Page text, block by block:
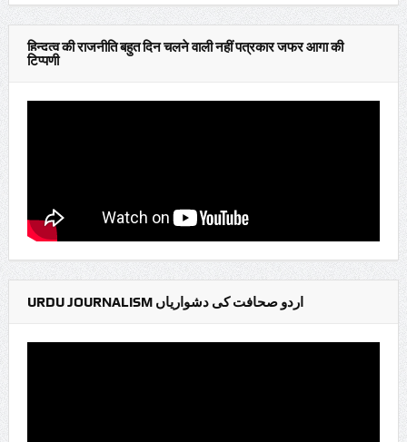
हिन्दुत्व की राजनीति बहुत दिन चलने वाली नहीं पत्रकार जफर आगा की
टिप्पणी
URDU JOURNALISM اردو صحافت کی دشواریاں